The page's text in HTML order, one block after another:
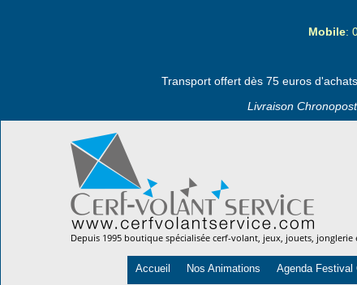
Mobile:
Transport offert dès 75 euros
Livraison
Depuis 1995 boutique spécialisée cerf-volant, jeux, jouets, jonglerie
Accueil Nos Animations Agenda Festival